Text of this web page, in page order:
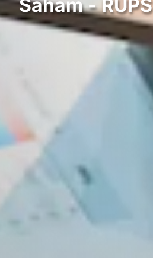
Saham - RUPS